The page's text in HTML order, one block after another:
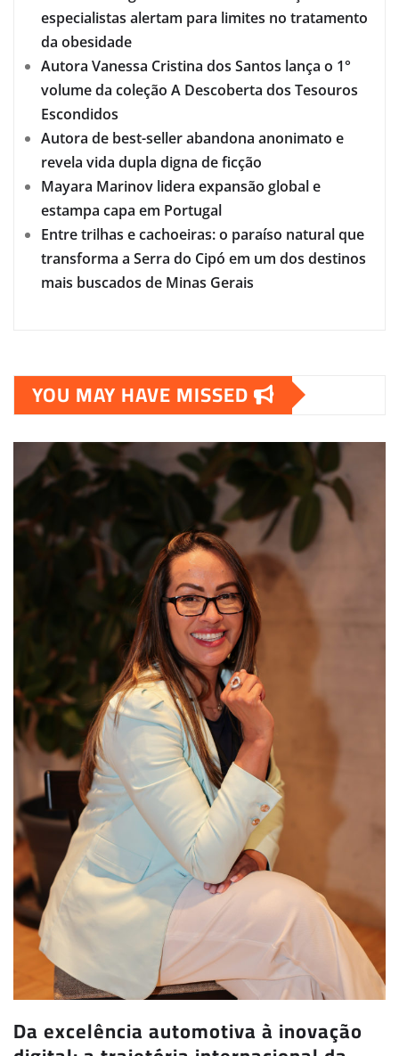
especialistas alertam para limites no tratamento
da obesidade
Autora Vanessa Cristina dos Santos lança o 1°
volume da coleção A Descoberta dos Tesouros
Escondidos
Autora de best-seller abandona anonimato e
revela vida dupla digna de ficção
Mayara Marinov lidera expansão global e
estampa capa em Portugal
Entre trilhas e cachoeiras: o paraíso natural que
transforma a Serra do Cipó em um dos destinos
mais buscados de Minas Gerais
YOU MAY HAVE MISSED
Da excelência automotiva à inovação